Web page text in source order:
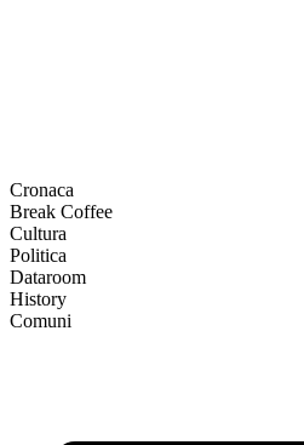
Cronaca
Break Coffee
Cultura
Politica
Dataroom
History
Comuni